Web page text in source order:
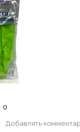
:0
Добавлять